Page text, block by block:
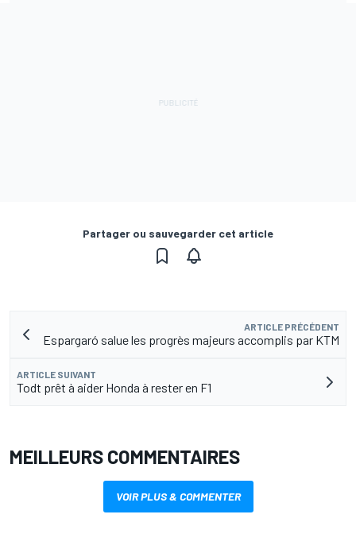
Partager ou sauvegarder cet article
ARTICLE PRÉCÉDENT
Espargaró salue les progrès majeurs accomplis par KTM
ARTICLE SUIVANT
Todt prêt à aider Honda à rester en F1
MEILLEURS COMMENTAIRES
VOIR PLUS & COMMENTER